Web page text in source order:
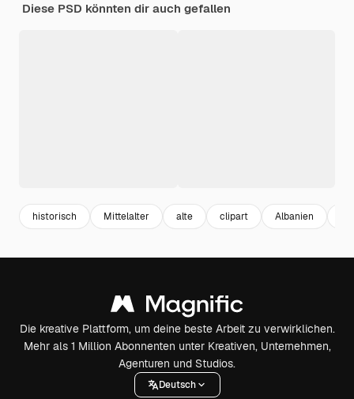
Diese PSD könnten dir auch gefallen
historisch Mittelalter alte clipart Albanien
Die kreative Plattform, um deine beste Arbeit zu verwirklichen.
Mehr als 1 Million Abonnenten unter Kreativen, Unternehmen,
Agenturen und Studios.
Deutsch